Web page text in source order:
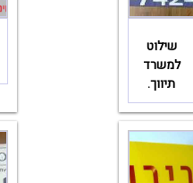
שילוט
למשרד
תיווך.